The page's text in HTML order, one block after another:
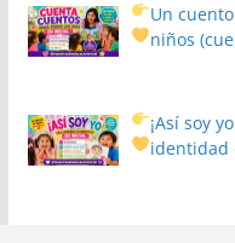
Un
niños
¡Así soy
identidad